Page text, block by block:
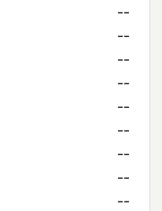
--
--
--
--
--
--
--
--
--